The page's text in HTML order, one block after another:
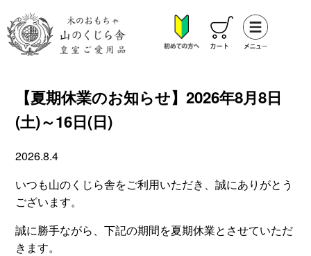
【夏期休業のお知らせ】2026年8月8日
(土)～16日(日)
2026.8.4
いつも山のくじら舎をご利用いただき、誠にありがとう
ございます。
誠に勝手ながら、下記の期間を夏期休業とさせていただ
きます。